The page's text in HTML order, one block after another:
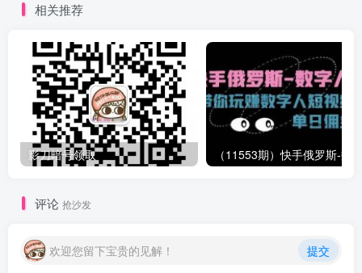
相关推荐
影刀暗号领取
评论 抢沙发
欢迎您留下宝贵的见解！ 提交